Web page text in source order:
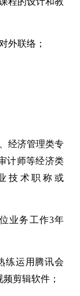
外联络；
经济管理类专
计师等经济类
技术职称或
业务工作3年
练运用腾讯会
剪辑软件；